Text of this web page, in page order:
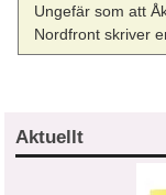
Ungefär som att
Nordfront skriver
Aktuellt